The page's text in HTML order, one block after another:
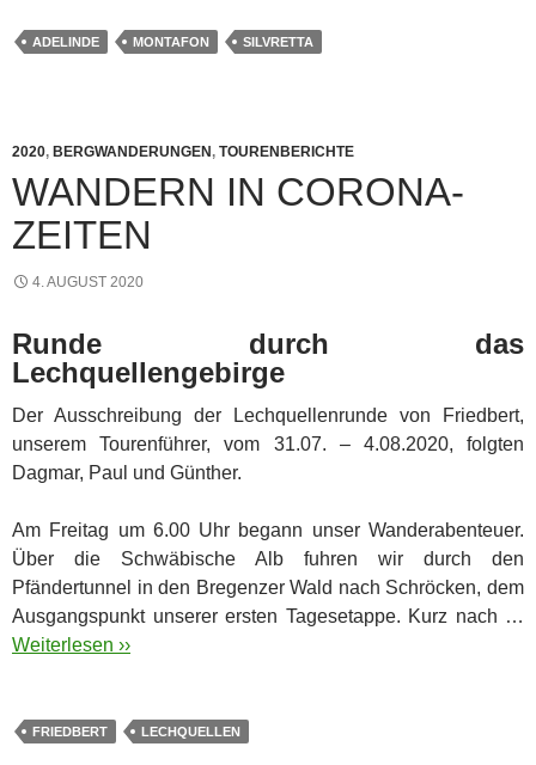
ADELINDE MONTAFON SILVRETTA
2020, BERGWANDERUNGEN, TOURENBERICHTE
WANDERN IN CORONA-
ZEITEN
4. AUGUST 2020
Runde durch das
Lechquellengebirge
Der Ausschreibung der Lechquellenrunde von Friedbert,
unserem Tourenführer, vom 31.07. – 4.08.2020, folgten
Dagmar, Paul und Günther.
Am Freitag um 6.00 Uhr begann unser Wanderabenteuer.
Über die Schwäbische Alb fuhren wir durch den
Pfändertunnel in den Bregenzer Wald nach Schröcken, dem
Ausgangspunkt unserer ersten Tagesetappe. Kurz nach …
Weiterlesen ››
FRIEDBERT LECHQUELLEN